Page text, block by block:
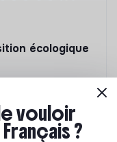
écologique
vouloir
?